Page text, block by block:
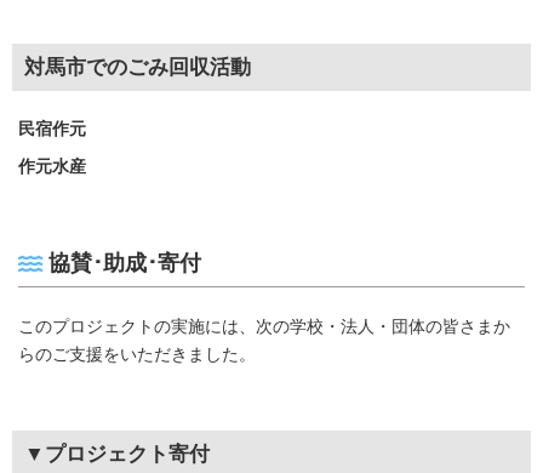
対馬市でのごみ回収活動
民宿作元
作元水産
協賛･助成･寄付
このプロジェクトの実施には、次の学校・法人・団体の皆さまか
らのご支援をいただきました。
▼プロジェクト寄付